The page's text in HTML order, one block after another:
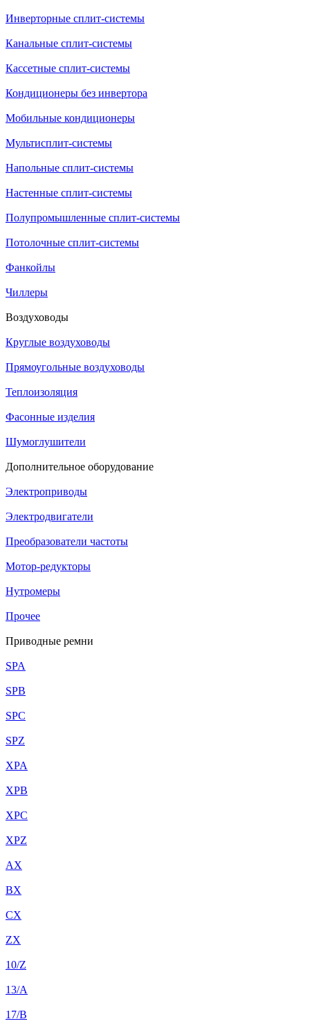
Инверторные сплит-системы
Канальные сплит-системы
Кассетные сплит-системы
Кондиционеры без инвертора
Мобильные кондиционеры
Мультисплит-системы
Напольные сплит-системы
Настенные сплит-системы
Полупромышленные сплит-системы
Потолочные сплит-системы
Фанкойлы
Чиллеры
Воздуховоды
Круглые воздуховоды
Прямоугольные воздуховоды
Теплоизоляция
Фасонные изделия
Шумоглушители
Дополнительное оборудование
Электроприводы
Электродвигатели
Преобразователи частоты
Мотор-редукторы
Нутромеры
Прочее
Приводные ремни
SPA
SPB
SPC
SPZ
XPA
XPB
XPC
XPZ
AX
BX
CX
ZX
10/Z
13/A
17/B